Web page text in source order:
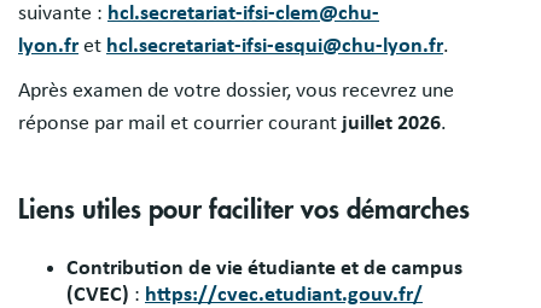
suivante : hcl.secretariat-ifsi-clem@chu-
lyon.fret hcl.secretariat-ifsi-esqui@chu-lyon.fr.
Après examen de votre dossier, vous recevrez une
réponse par mail et courrier courant juillet 2026.
Liens utiles pour faciliter vos démarches
Contribution de vie étudiante et de campus
(CVEC) : https://cvec.etudiant.gouv.fr/